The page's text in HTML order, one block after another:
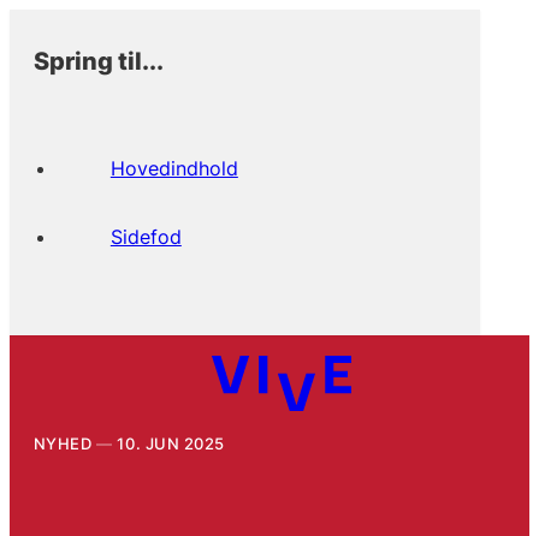
Spring til...
Hovedindhold
Sidefod
NYHED 10. JUN 2025